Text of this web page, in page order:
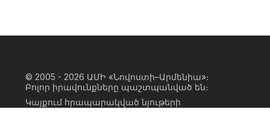
© 2005 - 2026 ԱՄԻ «Նովոստի–Արմենիա»։
Բոլոր իրավունքները պաշտպանված են։
Կայքում հրապարակված նյութերի